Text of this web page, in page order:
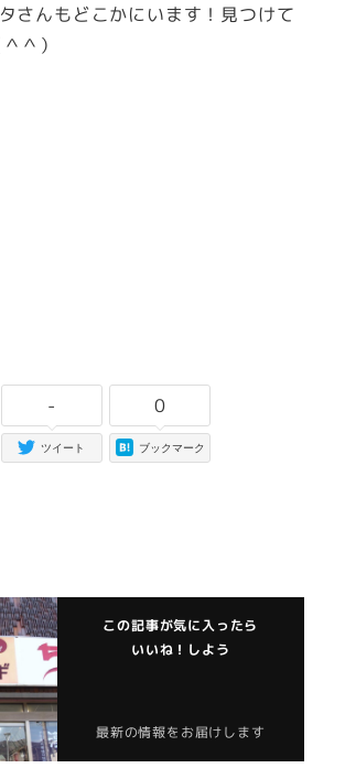
さんもどこかにいます！見つけて
＾）
-
ツイート
0
ブックマーク
この記事が気に入ったら
いいね！しよう
最新の情報をお届けします